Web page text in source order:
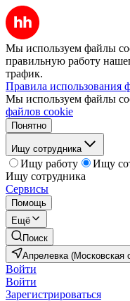
Мы используем файлы
правильную работу
трафик.
Правила использования
Мы используем файлы
файлов cookie
Понятно
Ищу сотрудника
Ищу работу
Ищу
Ищу сотрудника
Сервисы
Помощь
Ещё
Поиск
Апрелевка (Московская
Войти
Войти
Зарегистрироваться